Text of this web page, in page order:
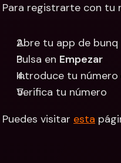
Para registrarte con tu
Abre tu app de bunq
Pulsa en Empezar
Introduce tu
Verifica tu número
Puedes visitar esta